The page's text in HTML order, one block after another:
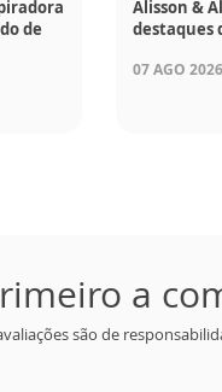
de
Alisson &
destaques
07 AGO
a
são de